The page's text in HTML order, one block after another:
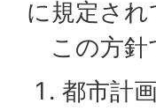
に規定され
この方針
都市計